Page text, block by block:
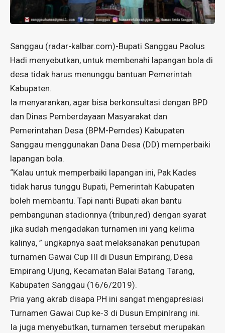
Sanggau (radar-kalbar.com)-Bupati Sanggau Paolus
Hadi menyebutkan, untuk membenahi lapangan bola di
desa tidak harus menunggu bantuan Pemerintah
Kabupaten.
Ia menyarankan, agar bisa berkonsultasi dengan BPD
dan Dinas Pemberdayaan Masyarakat dan
Pemerintahan Desa (BPM-Pemdes) Kabupaten
Sanggau menggunakan Dana Desa (DD) memperbaiki
lapangan bola.
“Kalau untuk memperbaiki lapangan ini, Pak Kades
tidak harus tunggu Bupati, Pemerintah Kabupaten
boleh membantu. Tapi nanti Bupati akan bantu
pembangunan stadionnya (tribun,red) dengan syarat
jika sudah mengadakan turnamen ini yang kelima
kalinya, ” ungkapnya saat melaksanakan penutupan
turnamen Gawai Cup III di Dusun Empirang, Desa
Empirang Ujung, Kecamatan Balai Batang Tarang,
Kabupaten Sanggau (16/6/2019).
Pria yang akrab disapa PH ini sangat mengapresiasi
Turnamen Gawai Cup ke-3 di Dusun Empinlrang ini.
Ia juga menyebutkan, turnamen tersebut merupakan